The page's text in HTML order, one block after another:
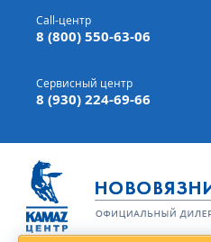
г. Вязники,ул. Механизаторов, д 90
Доставка а/м,по всей России
Call-центр
8 (800) 550-63-06
Сервисный центр
8 (930) 224-69-66